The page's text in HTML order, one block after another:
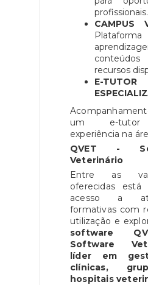
profissionais.
CAMPUS
recursos
E-TUTOR
um e-
experiência na
QVET -
Veterinário
Entre as
oferecidas está
acesso a
formativas com
utilização e
software
Software
líder em
clínicas,
hospitais